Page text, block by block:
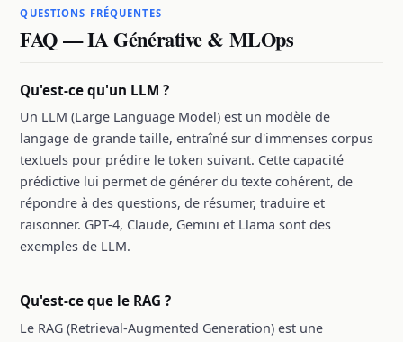
QUESTIONS FRÉQUENTES
FAQ — IA Générative & MLOps
Qu'est-ce qu'un LLM ?
Un LLM (Large Language Model) est un modèle de
langage de grande taille, entraîné sur d'immenses corpus
textuels pour prédire le token suivant. Cette capacité
prédictive lui permet de générer du texte cohérent, de
répondre à des questions, de résumer, traduire et
raisonner. GPT-4, Claude, Gemini et Llama sont des
exemples de LLM.
Qu'est-ce que le RAG ?
Le RAG (Retrieval-Augmented Generation) est une